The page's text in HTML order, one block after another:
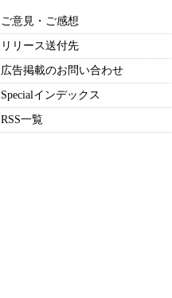
ご意見・ご感想
リリース送付先
広告掲載のお問い合わせ
Specialインデックス
RSS一覧